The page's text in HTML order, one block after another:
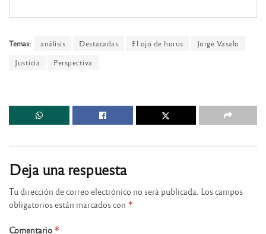
Temas: análisis Destacadas El ojo de horus
Jorge Vasalo
Justicia
Perspectiva
Deja una respuesta
Tu dirección de correo electrónico no será publicada. Los campos
obligatorios están marcados con *
Comentario *